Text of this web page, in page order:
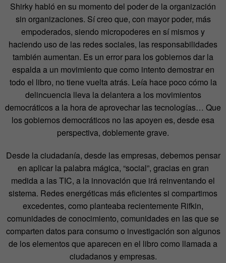
Shirky habló en su momento del poder de la organización
sin organizaciones. Sí creo que, con mayor poder, más
empoderados, siendo micropoderes en sí mismos y
haciendo uso de las redes sociales, las responsabilidades
también aumentan. Es un error para los gobiernos dar la
espalda a un movimiento que como intento demostrar en
todo el libro, no tiene vuelta atrás. Leía hace poco cómo la
delincuencia lleva la delantera a los movimientos
democráticos a la hora de aprovechar las tecnologías… Que
los gobiernos democráticos no las apoyen es, desde esa
perspectiva, doblemente grave.
Desde la ciudadanía, desde las empresas, debemos pensar
en aplicar la palabra mágica, “social”, gracias en gran
medida a las TIC, a la innovación que irá reinventando el
sistema. Redes energéticas más eficientes si compartimos
excedentes, como planteaba recientemente Rifkin,
comunidades de conocimiento, comunidades en las que se
comparten datos para consumo o investigación son algunos
de los elementos que aparecen en el libro como llamada a
ciudadanos y empresas.